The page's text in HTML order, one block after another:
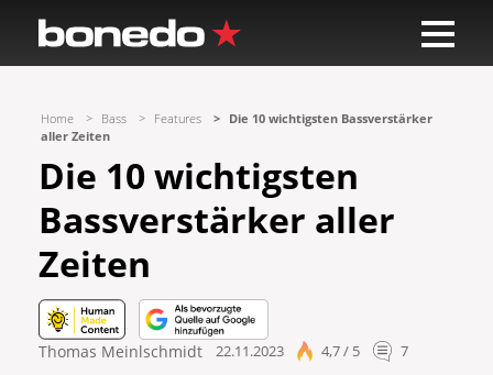
Home Bass Features
Die 10 wichtigsten Bassverstärker
aller Zeiten
Die 10 wichtigsten
Bassverstärker aller
Zeiten
Thomas Meinlschmidt 22.11.2023 4,7 / 5 7